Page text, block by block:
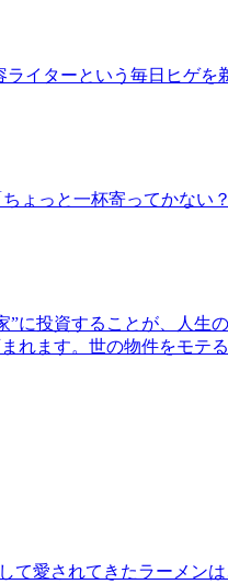
イターという毎日ヒゲを
ょっと一杯寄ってかない
に投資することが、人生
れます。世の物件をモテ
て愛されてきたラーメン